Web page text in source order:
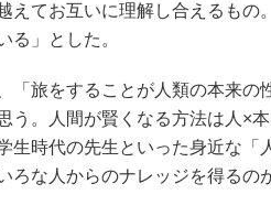
えてお互いに理解し合えるもの
る」とした。
「旅をすることが人類の本来の
う。人間が賢くなる方法は人×
生時代の先生といった身近な「
ろな人からのナレッジを得るの